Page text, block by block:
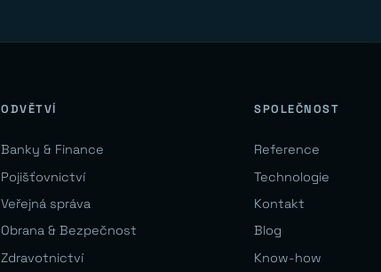
ODVĚTVÍ
Banky & Finance
Pojišťovnictví
Veřejná správa
Obrana & Bezpečnost
Zdravotnictví
SPOLEČNOST
Reference
Technologie
Kontakt
Blog
Know-how